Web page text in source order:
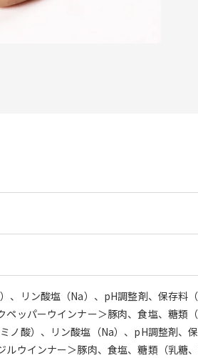
、リン酸塩（Na）、pH調整剤、保存料
ッパーウインナー＞豚肉、食塩、糖類
ノ酸）、リン酸塩（Na）、pH調整剤、
ウインナー＞豚肉、食塩、糖類（乳糖